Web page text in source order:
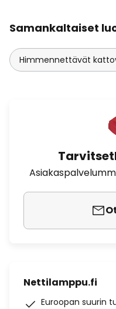
Samankaltaiset
Himmennettävät
Nettilamppu.fi
Euroopan suurin